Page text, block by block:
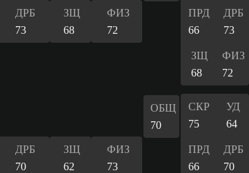
ДРБ
73
ЗЩ
68
ФИЗ
72
ПРД
66
ДРБ
73
ЗЩ
68
ФИЗ
72
ДРБ
70
ЗЩ
62
ФИЗ
73
ОБЩ
70
СКР
75
УД
64
ПРД
66
ДРБ
70